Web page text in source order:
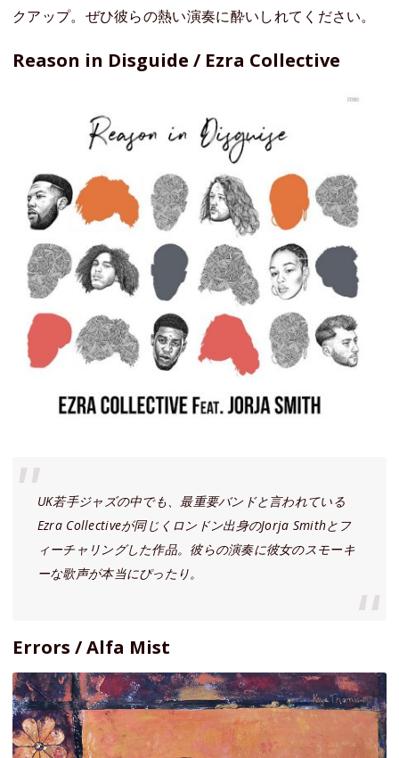
クアップ。ぜひ彼らの熱い演奏に酔いしれてください。
Reason in Disguide / Ezra Collective
UK若手ジャズの中でも、最重要バンドと言われている
Ezra Collectiveが同じくロンドン出身のJorja Smithとフ
ィーチャリングした作品。彼らの演奏に彼女のスモーキ
ーな歌声が本当にぴったり。
Errors / Alfa Mist